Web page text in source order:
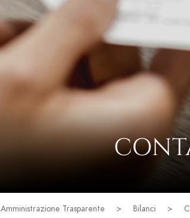
Amministrazione Trasparente > Bilanci >